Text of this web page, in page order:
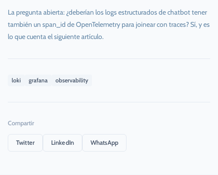
La pregunta abierta: ¿deberían los logs estructurados de chatbot tener
también un span_id de OpenTelemetry para joinear con traces? Sí, y es
lo que cuenta el siguiente artículo.
loki grafana observability
Compartir
Twitter LinkedIn WhatsApp